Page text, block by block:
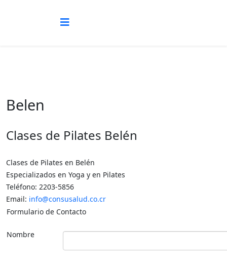
Belen
Clases de Pilates Belén
Clases de Pilates en Belén
Especializados en Yoga y en Pilates
Teléfono: 2203-5856
Email: info@consusalud.co.cr
Formulario de Contacto
Nombre